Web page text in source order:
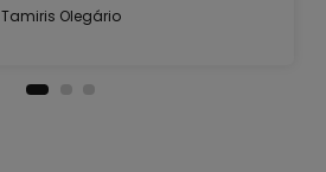
Tamiris Olegário